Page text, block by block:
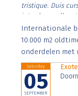
tristique. Duis
interdum nulla,
Aenean faucibus
imperdiet. Nunc
Internationale
10.000 m2
onderdelen met
Saturday
05
SEPTEMBER